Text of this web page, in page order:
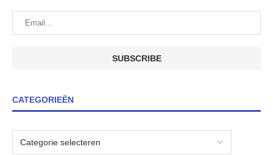
CATEGORIEËN